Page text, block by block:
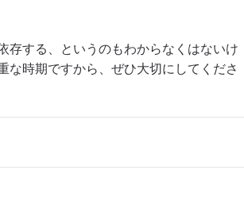
存する、というのもわからなくはないけ
な時期ですから、ぜひ大切にしてくださ